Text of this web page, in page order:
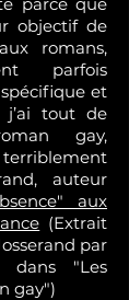
objectif de
romans,
parfois
et
j’ai tout de
gay,
terriblement
auteur
aux
(Extrait
par
dans "Les
gay")